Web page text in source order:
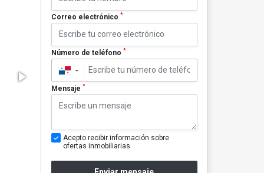
Correo electrónico *
Número de teléfono *
▼
Mensaje *
Acepto recibir información sobre
ofertas inmobiliarias